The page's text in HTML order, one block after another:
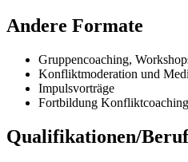
Andere Formate
Gruppencoaching,
Konfliktmoderation und
Impulsvorträge
Fortbildung
Qualifikationen/